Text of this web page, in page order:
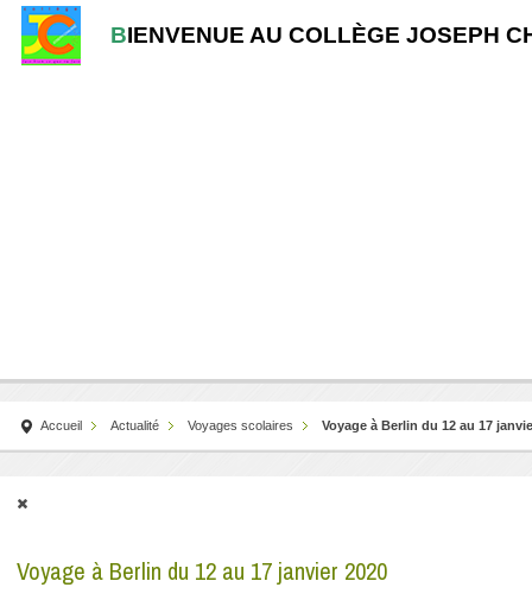
BIENVENUE AU COLLÈGE JOSEPH
Accueil Actualité Voyages scolaires Voyage à Berlin du 12 au 17
Voyage à Berlin du 12 au 17 janvier 2020